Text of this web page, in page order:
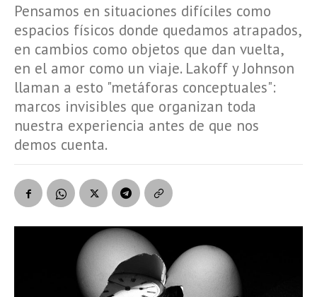
Pensamos en situaciones difíciles como
espacios físicos donde quedamos atrapados,
en cambios como objetos que dan vuelta,
en el amor como un viaje. Lakoff y Johnson
llaman a esto "metáforas conceptuales":
marcos invisibles que organizan toda
nuestra experiencia antes de que nos
demos cuenta.